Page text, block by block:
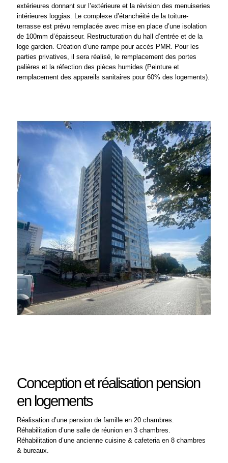
extérieures donnant sur l’extérieure et la révision des menuiseries
intérieures loggias. Le complexe d’étanchéité de la toiture-
terrasse est prévu remplacée avec mise en place d’une isolation
de 100mm d’épaisseur. Restructuration du hall d’entrée et de la
loge gardien. Création d’une rampe pour accès PMR. Pour les
parties privatives, il sera réalisé, le remplacement des portes
palières et la réfection des pièces humides (Peinture et
remplacement des appareils sanitaires pour 60% des logements).
Conception et réalisation pension
en logements
Réalisation d’une pension de famille en 20 chambres.
Réhabilitation d’une salle de réunion en 3 chambres.
Réhabilitation d’une ancienne cuisine & cafeteria en 8 chambres
& bureaux.